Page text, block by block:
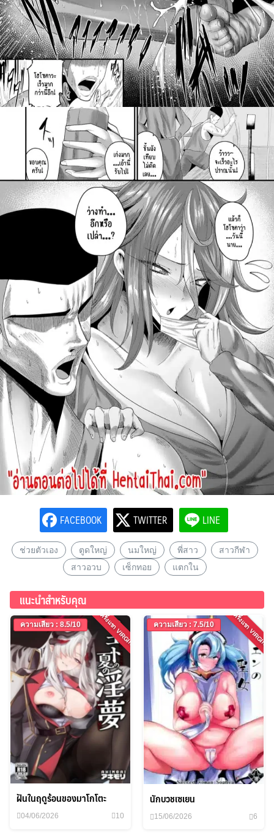
FACEBOOK TWITTER LINE
ช่วยตัวเอง ตูดใหญ่ นมใหญ่ พี่สาว
สาวกีฬา
สาวอวบ
เซ็กทอย แตกใน
แนะนำสำหรับคุณ
ครั้งแรก VIRGIN
ความเสียว : 8.5/10
ฝันในฤดูร้อนของมาโกโตะ
04/06/2026 10
ครั้งแรก VIRGIN
ความเสียว : 7.5/10
นักบวชเซเยน
15/06/2026 6